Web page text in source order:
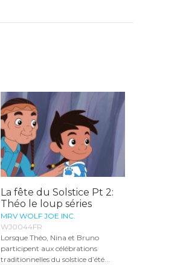
La fête du Solstice Pt 2:
Théo le loup séries
MRV WOLF JOE INC.
WJ0044FR
Lorsque Théo, Nina et Bruno
participent aux célébrations
traditionnelles du solstice d’été...